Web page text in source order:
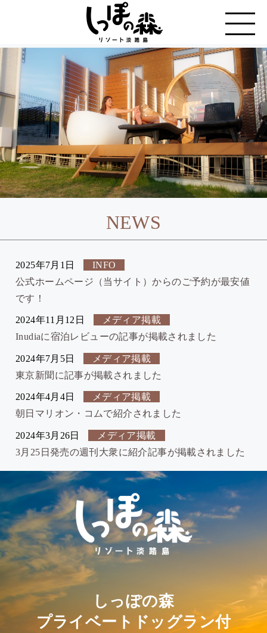
NEWS
2025年7月1日
INFO
公式ホームページ（当サイト）からのご予約が最安値
です！
2024年11月12日
メディア掲載
Inudiaに宿泊レビューの記事が掲載されました
2024年7月5日
メディア掲載
東京新聞に記事が掲載されました
2024年4月4日
メディア掲載
朝日マリオン・コムで紹介されました
2024年3月26日
メディア掲載
3月25日発売の週刊大衆に紹介記事が掲載されました
しっぽの森
プライベートドッグラン付